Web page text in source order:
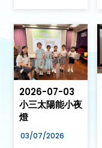
2026-07-03
小三太陽能小夜
燈
03/07/2026